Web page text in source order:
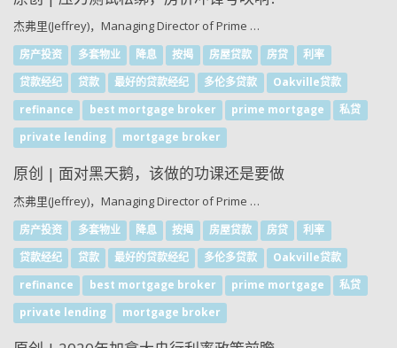
杰弗里(Jeffrey)，Managing Director of Prime …
房产投资 多套物业 降息 按揭 房屋贷款 房贷
利率
贷款经纪
贷款 最好的贷款经纪 多伦多贷款
Oakville贷款
refinance
best mortgage broker prime mortgage
私贷
private lending
mortgage broker
原创 | 面对黑天鹅，该做的功课还是要做
杰弗里(Jeffrey)，Managing Director of Prime …
房产投资 多套物业 降息 按揭 房屋贷款 房贷
利率
贷款经纪
贷款 最好的贷款经纪 多伦多贷款
Oakville贷款
refinance
best mortgage broker prime mortgage
私贷
private lending
mortgage broker